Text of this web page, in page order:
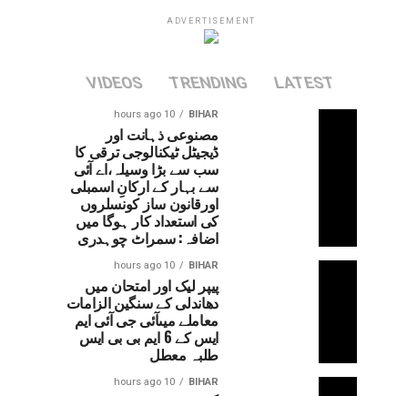
ADVERTISEMENT
LATEST
TRENDING
VIDEOS
BIHAR
10 hours ago
مصنوعی ذہانت اور
ڈیجیٹل ٹیکنالوجی ترقی کا
سب سے بڑا وسیلہ،اے آئی
سے بہار کے ارکانِ اسمبلی
اورقانون ساز کونسلروں
کی استعداد کار ہوگا میں
اضافہ: سمراٹ چوہدری
BIHAR
10 hours ago
پیپر لیک اور امتحان میں
دھاندلی کے سنگین الزامات
معاملے میںآئی جی آئی ایم
ایس کے 6 ایم بی بی ایس
طلبہ معطل
BIHAR
10 hours ago